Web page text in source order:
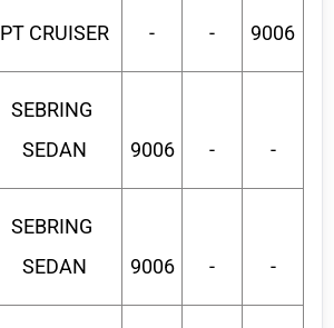
PT CRUISER - - 9006
SEBRING
SEDAN
9006 - -
SEBRING
SEDAN
9006 - -